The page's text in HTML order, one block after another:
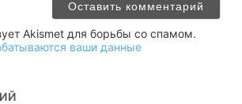
Akismet для борьбы со спамом.
ваши данные